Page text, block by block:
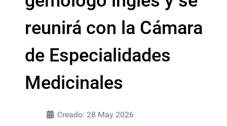
reunirá con la Cámara
de Especialidades
Medicinales
Creado: 28 May 2026